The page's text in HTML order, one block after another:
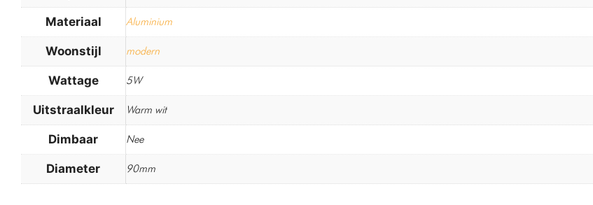
Materiaal Aluminium
Woonstijl modern
Wattage 5W
Uitstraalkleur Warm wit
Dimbaar Nee
Diameter 90mm